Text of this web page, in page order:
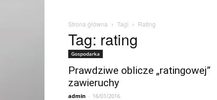
Strona główna Tagi Rating
Tag: rating
Gospodarka
Prawdziwe oblicze „ratingowej”
zawieruchy
admin - 16/01/2016